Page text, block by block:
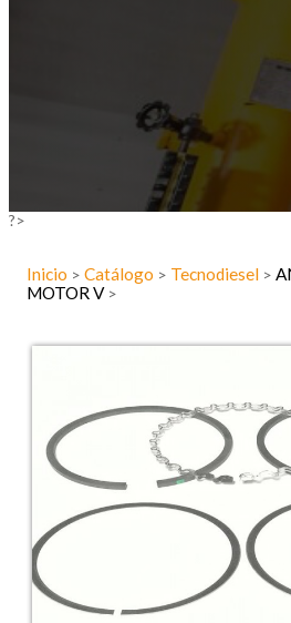
?>
Inicio > Catálogo > Tecnodiesel >
MOTOR V >